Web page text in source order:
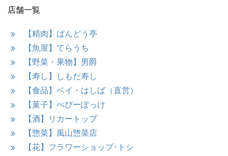
店舗一覧
【精肉】ばんどう亭
【魚屋】てらうち
【野菜・果物】男爵
【寿し】しもだ寿し
【食品】ベイ・はしば（直営）
【菓子】ぺぴーぽっけ
【酒】リカートップ
【惣菜】風山惣菜店
【花】フラワーショップ･トシ